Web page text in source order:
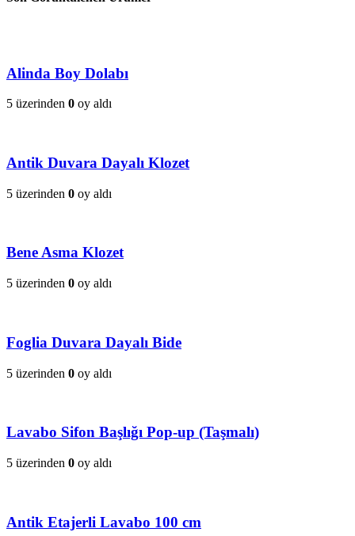
Alinda Boy Dolabı
5 üzerinden 0 oy aldı
Antik Duvara Dayalı Klozet
5 üzerinden 0 oy aldı
Bene Asma Klozet
5 üzerinden 0 oy aldı
Foglia Duvara Dayalı Bide
5 üzerinden 0 oy aldı
Lavabo Sifon Başlığı Pop-up (Taşmalı)
5 üzerinden 0 oy aldı
Antik Etajerli Lavabo 100 cm